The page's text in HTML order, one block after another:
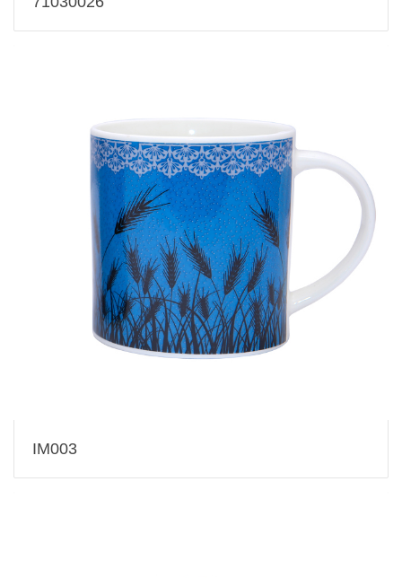
IM003